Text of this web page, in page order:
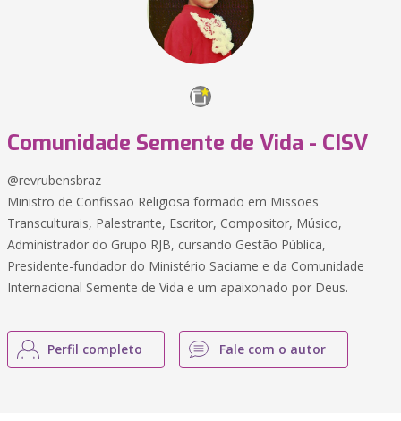
Comunidade Semente de Vida - CISV
@revrubensbraz
Ministro de Confissão Religiosa formado em Missões
Transculturais, Palestrante, Escritor, Compositor, Músico,
Administrador do Grupo RJB, cursando Gestão Pública,
Presidente-fundador do Ministério Saciame e da Comunidade
Internacional Semente de Vida e um apaixonado por Deus.
Perfil completo Fale com o autor